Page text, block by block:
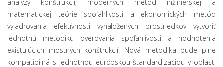
analýzy konštrukcií, moderných metód inžinierskej a
matematickej teórie spoľahlivosti a ekonomických metód
vyjadrovania efektívnosti vynaložených prostriedkov vytvoriť
jednotnú metodiku overovania spoľahlivosti a hodnotenia
existujúcich mostných konštrukcií. Nová metodika bude plne
kompatibilná s jednotnou európskou štandardizáciou v oblasti